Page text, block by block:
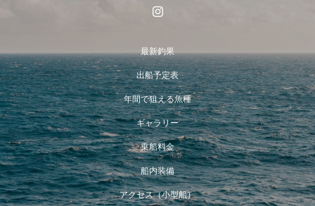
最新釣果
出船予定表
年間で狙える魚種
ギャラリー
乗船料金
船内装備
アクセス（小型船）